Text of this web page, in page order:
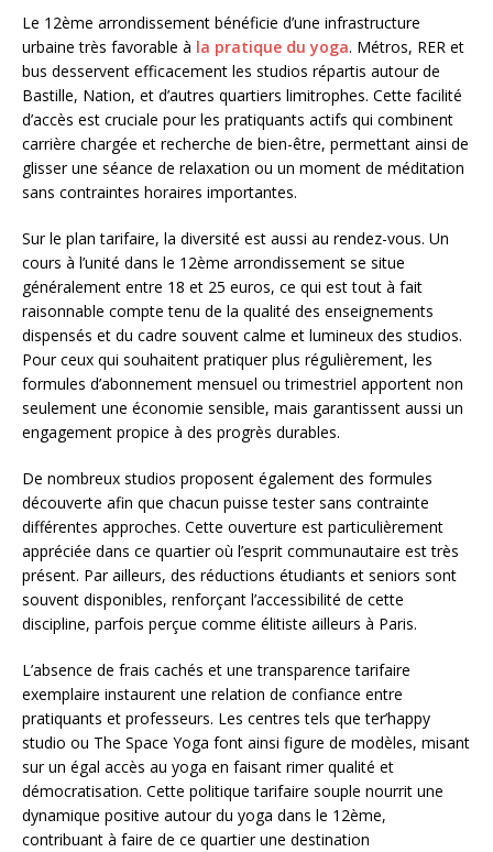
Le 12ème arrondissement bénéficie d’une infrastructure
urbaine très favorable à la pratique du yoga. Métros, RER et
bus desservent efficacement les studios répartis autour de
Bastille, Nation, et d’autres quartiers limitrophes. Cette facilité
d’accès est cruciale pour les pratiquants actifs qui combinent
carrière chargée et recherche de bien-être, permettant ainsi de
glisser une séance de relaxation ou un moment de méditation
sans contraintes horaires importantes.
Sur le plan tarifaire, la diversité est aussi au rendez-vous. Un
cours à l’unité dans le 12ème arrondissement se situe
généralement entre 18 et 25 euros, ce qui est tout à fait
raisonnable compte tenu de la qualité des enseignements
dispensés et du cadre souvent calme et lumineux des studios.
Pour ceux qui souhaitent pratiquer plus régulièrement, les
formules d’abonnement mensuel ou trimestriel apportent non
seulement une économie sensible, mais garantissent aussi un
engagement propice à des progrès durables.
De nombreux studios proposent également des formules
découverte afin que chacun puisse tester sans contrainte
différentes approches. Cette ouverture est particulièrement
appréciée dans ce quartier où l’esprit communautaire est très
présent. Par ailleurs, des réductions étudiants et seniors sont
souvent disponibles, renforçant l’accessibilité de cette
discipline, parfois perçue comme élitiste ailleurs à Paris.
L’absence de frais cachés et une transparence tarifaire
exemplaire instaurent une relation de confiance entre
pratiquants et professeurs. Les centres tels que ter’happy
studio ou The Space Yoga font ainsi figure de modèles, misant
sur un égal accès au yoga en faisant rimer qualité et
démocratisation. Cette politique tarifaire souple nourrit une
dynamique positive autour du yoga dans le 12ème,
contribuant à faire de ce quartier une destination